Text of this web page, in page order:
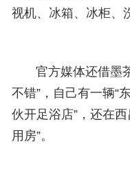
视机、冰箱、冰柜、
官方媒体还借墨
不错”，自己有一辆“
伙开足浴店”，还在
用房”。